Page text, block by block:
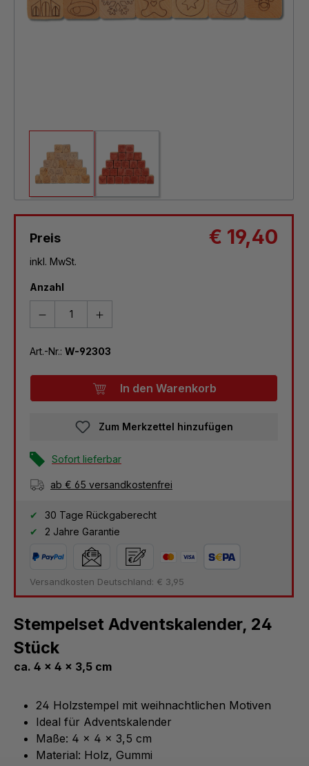
Preis € 19,40
inkl. MwSt.
Anzahl
Art.-Nr.: W-92303
In den Warenkorb
Zum Merkzettel hinzufügen
Sofort lieferbar
ab € 65 versandkostenfrei
30 Tage Rückgaberecht
2 Jahre Garantie
Versandkosten Deutschland: € 3,95
Stempelset Adventskalender, 24
Stück
ca. 4 x 4 x 3,5 cm
24 Holzstempel mit weihnachtlichen Motiven
Ideal für Adventskalender
Maße: 4 x 4 x 3,5 cm
Material: Holz, Gummi